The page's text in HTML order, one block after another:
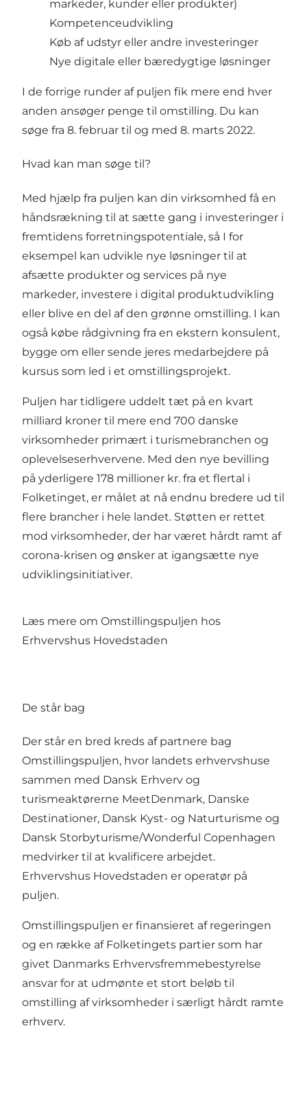
markeder, kunder eller produkter)
Kompetenceudvikling
Køb af udstyr eller andre investeringer
Nye digitale eller bæredygtige løsninger
I de forrige runder af puljen fik mere end hver
anden ansøger penge til omstilling. Du kan
søge fra 8. februar til og med 8. marts 2022.
Hvad kan man søge til?
Med hjælp fra puljen kan din virksomhed få en
håndsrækning til at sætte gang i investeringer i
fremtidens forretningspotentiale, så I for
eksempel kan udvikle nye løsninger til at
afsætte produkter og services på nye
markeder, investere i digital produktudvikling
eller blive en del af den grønne omstilling. I kan
også købe rådgivning fra en ekstern konsulent,
bygge om eller sende jeres medarbejdere på
kursus som led i et omstillingsprojekt.
Puljen har tidligere uddelt tæt på en kvart
milliard kroner til mere end 700 danske
virksomheder primært i turismebranchen og
oplevelseserhvervene. Med den nye bevilling
på yderligere 178 millioner kr. fra et flertal i
Folketinget, er målet at nå endnu bredere ud til
flere brancher i hele landet. Støtten er rettet
mod virksomheder, der har været hårdt ramt af
corona-krisen og ønsker at igangsætte nye
udviklingsinitiativer.
Læs mere om Omstillingspuljen hos
Erhvervshus Hovedstaden
De står bag
Der står en bred kreds af partnere bag
Omstillingspuljen, hvor landets erhvervshuse
sammen med Dansk Erhverv og
turismeaktørerne MeetDenmark, Danske
Destinationer, Dansk Kyst- og Naturturisme og
Dansk Storbyturisme/Wonderful Copenhagen
medvirker til at kvalificere arbejdet.
Erhvervshus Hovedstaden er operatør på
puljen.
Omstillingspuljen er finansieret af regeringen
og en række af Folketingets partier som har
givet Danmarks Erhvervsfremmebestyrelse
ansvar for at udmønte et stort beløb til
omstilling af virksomheder i særligt hårdt ramte
erhverv.